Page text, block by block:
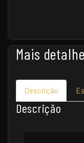
Mais
Descrição
Descrição